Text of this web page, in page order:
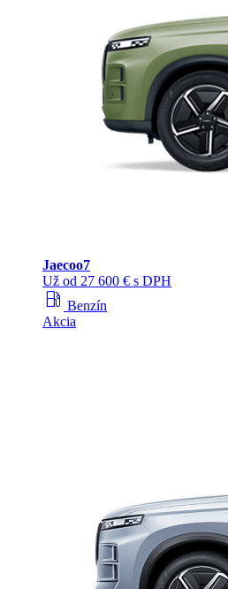
Jaecoo7
Už od 27 600 € s DPH
local_gas_station Benzín
Akcia